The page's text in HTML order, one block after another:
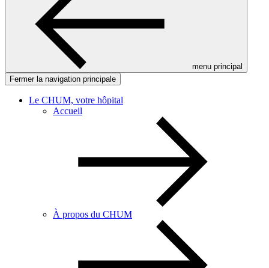
menu principal
Fermer la navigation principale
Le CHUM, votre hôpital
Accueil
À propos du CHUM